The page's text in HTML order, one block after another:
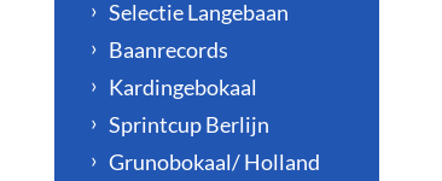
Selectie Langebaan
Baanrecords
Kardingebokaal
Sprintcup Berlijn
Grunobokaal/ Holland